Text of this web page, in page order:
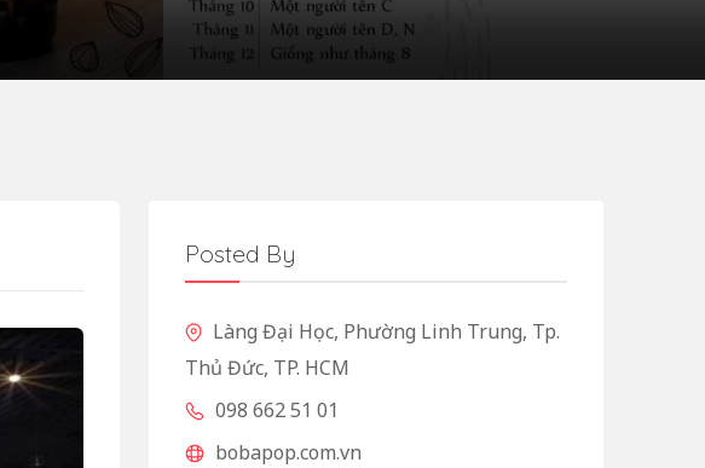
Posted By
Làng Đại Học, Phường Linh Trung, Tp.
Thủ Đức, TP. HCM
098 662 51 01
bobapop.com.vn